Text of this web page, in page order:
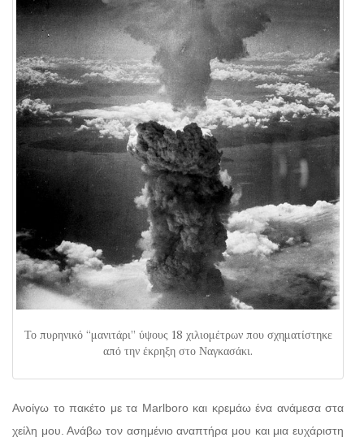
Το πυρηνικό “μανιτάρι” ύψους 18 χιλιομέτρων που σχηματίστηκε
από την έκρηξη στο Ναγκασάκι.
Ανοίγω το πακέτο με τα Marlboro και κρεμάω ένα ανάμεσα στα
χείλη μου. Ανάβω τον ασημένιο αναπτήρα μου και μια ευχάριστη